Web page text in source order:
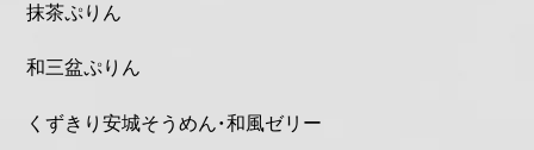
抹茶ぷりん
和三盆ぷりん
くずきり安城そうめん・和風ゼリー